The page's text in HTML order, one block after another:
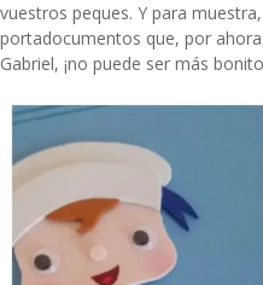
vuestros peques. Y para
portadocumentos que, por
Gabriel, ¡no puede ser más